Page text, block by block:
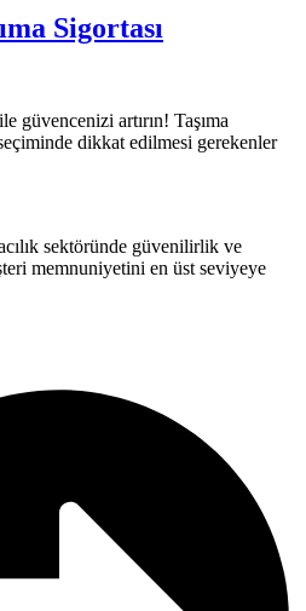
Sigortası
güvencenizi artırın! Taşıma
dikkat edilmesi gerekenler
sektöründe güvenilirlik ve
memnuniyetini en üst seviyeye